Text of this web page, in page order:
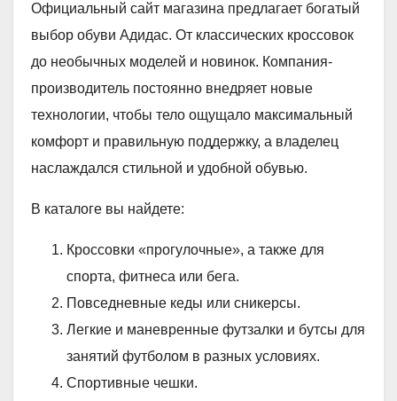
Официальный сайт магазина предлагает богатый
выбор обуви Адидас. От классических кроссовок
до необычных моделей и новинок. Компания-
производитель постоянно внедряет новые
технологии, чтобы тело ощущало максимальный
комфорт и правильную поддержку, а владелец
наслаждался стильной и удобной обувью.
В каталоге вы найдете:
Кроссовки «прогулочные», а также для
спорта, фитнеса или бега.
Повседневные кеды или сникерсы.
Легкие и маневренные футзалки и бутсы для
занятий футболом в разных условиях.
Спортивные чешки.